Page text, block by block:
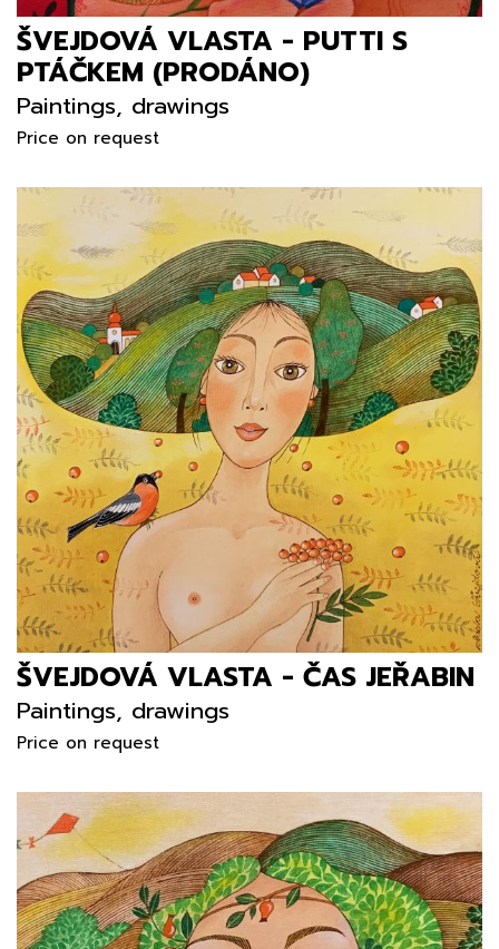
ŠVEJDOVÁ VLASTA - PUTTI S
PTÁČKEM (PRODÁNO)
Paintings, drawings
Price on request
ŠVEJDOVÁ VLASTA - ČAS JEŘABIN
Paintings, drawings
Price on request